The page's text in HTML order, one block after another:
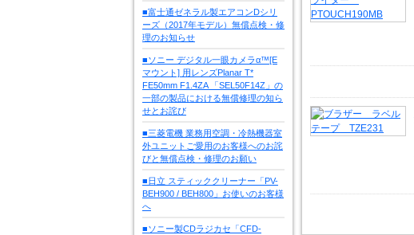
■富士通ゼネラル製エアコンDシリ
ーズ（2017年モデル）無償点検・修
理のお知らせ
■ソニー デジタル一眼カメラα™[E
マウント] 用レンズPlanar T*
FE50mm F1.4ZA 「SEL50F14Z」の
一部の製品における無償修理の知ら
せとお詫び
■三菱電機 業務用空調・冷熱機器室
外ユニットご愛用のお客様へのお詫
びと無償点検・修理のお願い
■日立 スティッククリーナー「PV-
BEH900 / BEH800」お使いのお客様
へ
■ソニー製CDラジカセ「CFD-